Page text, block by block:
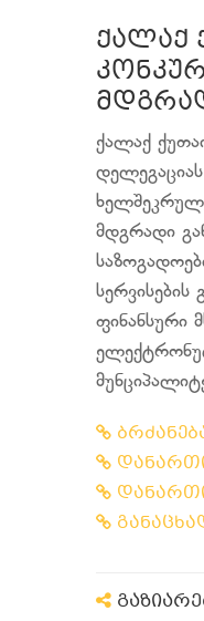
ქალაქ
ქალაქ
მდგრადი
სერვისების
ფინანსური